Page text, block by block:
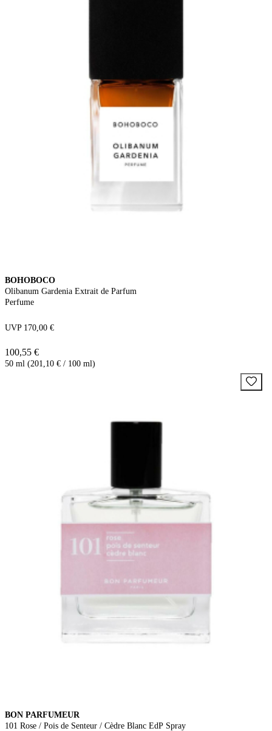
BOHOBOCO
Olibanum Gardenia Extrait de Parfum
Perfume
UVP 170,00 €
100,55 €
50 ml (201,10 € / 100 ml)
BON PARFUMEUR
101 Rose / Pois de Senteur / Cèdre Blanc EdP Spray